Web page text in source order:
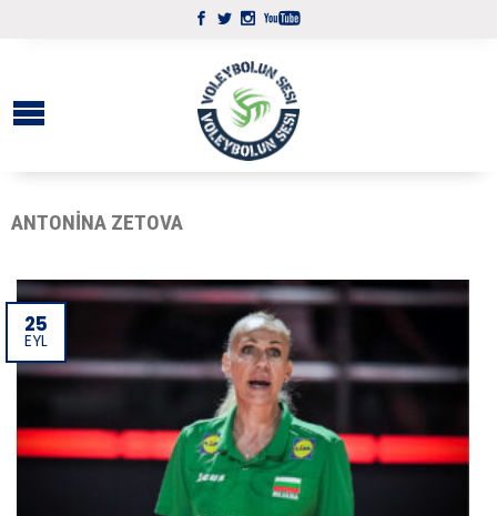
ANTONINA ZETOVA
25
EYL